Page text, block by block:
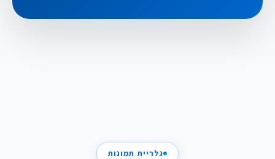
גלריית תמונות